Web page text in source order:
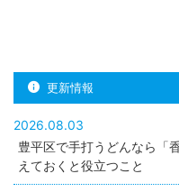
更新情報
2026.08.03
豊平区で手打うどんなら「
えておくと役立つこと